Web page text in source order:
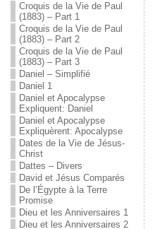
Croquis de la Vie de Paul
(1883) – Part 1
Croquis de la Vie de Paul
(1883) – Part 2
Croquis de la Vie de Paul
(1883) – Part 3
Daniel – Simplifié
Daniel 1
Daniel et Apocalypse
Expliquent: Daniel
Daniel et Apocalypse
Expliquèrent: Apocalypse
Dates de la Vie de Jésus-
Christ
Dattes – Divers
David et Jésus Comparés
De l’Égypte à la Terre
Promise
Dieu et les Anniversaires 1
Dieu et les Anniversaires 2